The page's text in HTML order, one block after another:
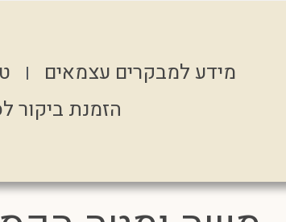
מידע למבקרים עצמאים
הזמנת ביקור